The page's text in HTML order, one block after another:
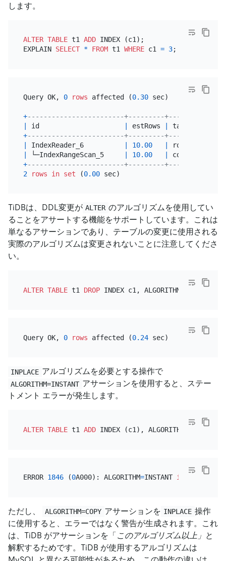
します。
ALTER TABLE t1 ADD INDEX (c1);
EXPLAIN SELECT * FROM t1 WHERE c1 = 3
Query OK, 0 rows affected (0.30 sec)
+------------------------+---------+-----------
|
id | estRows | task
+------------------------+---------+-----------
|
IndexReader_6 | 10.00 | root
|
└─IndexRangeScan_5 | 10.00 | cop[tikv]
+------------------------+---------+-----------
2
rows in set (0.00
TiDBは、DDL変更が ALTER のアルゴリズムを使用してい
ることをアサートする機能をサポートしています。これは
単なるアサーションであり、テーブルの変更に使用される
実際のアルゴリズムは変更されないことに注意してくださ
い。
ALTER TABLE t1 DROP INDEX c1, ALGORITHM
Query OK, 0 rows affected (0.24
INPLACE アルゴリズムを必要とする操作で
ALGORITHM=INSTANT アサーションを使用すると、ステー
トメント エラーが発生します。
ALTER TABLE t1 ADD INDEX (c1), ALGORITHM
ERROR 1846 (0A000): ALGORITHM=INSTANT is
ただし、 ALGORITHM=COPY アサーションを INPLACE 操作
に使用すると、エラーではなく警告が生成されます。これ
は、TiDB がアサーションを「このアルゴリズム以上」 と
解釈するためです。TiDB が使用するアルゴリズムは